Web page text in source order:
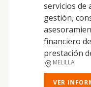
servicios de
gestión,
financiero
prestación
MELILLA
VER